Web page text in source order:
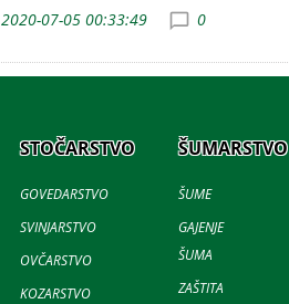
2020-07-05 00:33:49 0
STOČARSTVO
GOVEDARSTVO
SVINJARSTVO
OVČARSTVO
KOZARSTVO
ŠUMARSTVO
ŠUME
GAJENJE
ŠUMA
ZAŠTITA